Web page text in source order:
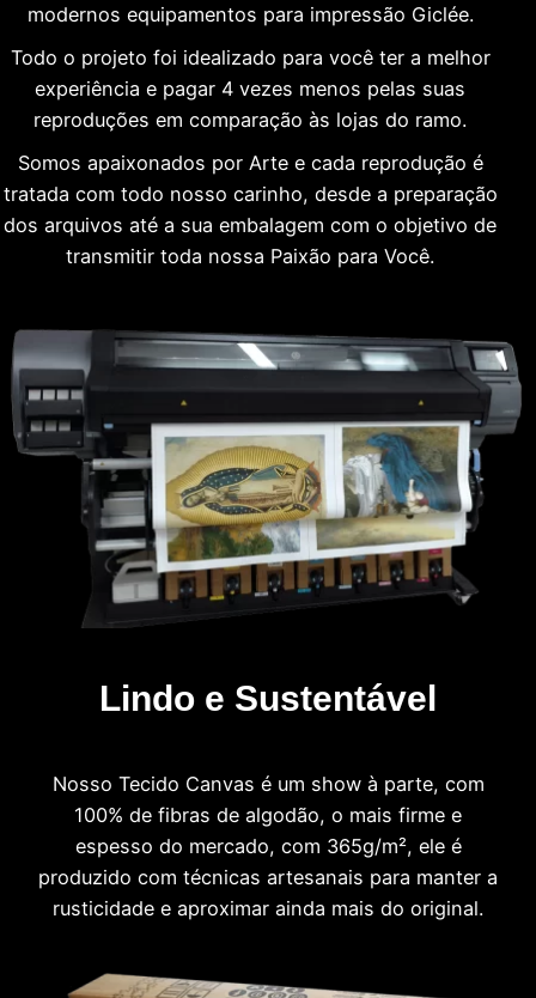
modernos equipamentos para impressão Giclée.
Todo o projeto foi idealizado para você ter a melhor
experiência e pagar 4 vezes menos pelas suas
reproduções em comparação às lojas do ramo.
Somos apaixonados por Arte e cada reprodução é
tratada com todo nosso carinho, desde a preparação
dos arquivos até a sua embalagem com o objetivo de
transmitir toda nossa Paixão para Você.
Lindo e Sustentável
Nosso Tecido Canvas é um show à parte, com
100% de fibras de algodão, o mais firme e
espesso do mercado, com 365g/m², ele é
produzido com técnicas artesanais para manter a
rusticidade e aproximar ainda mais do original.